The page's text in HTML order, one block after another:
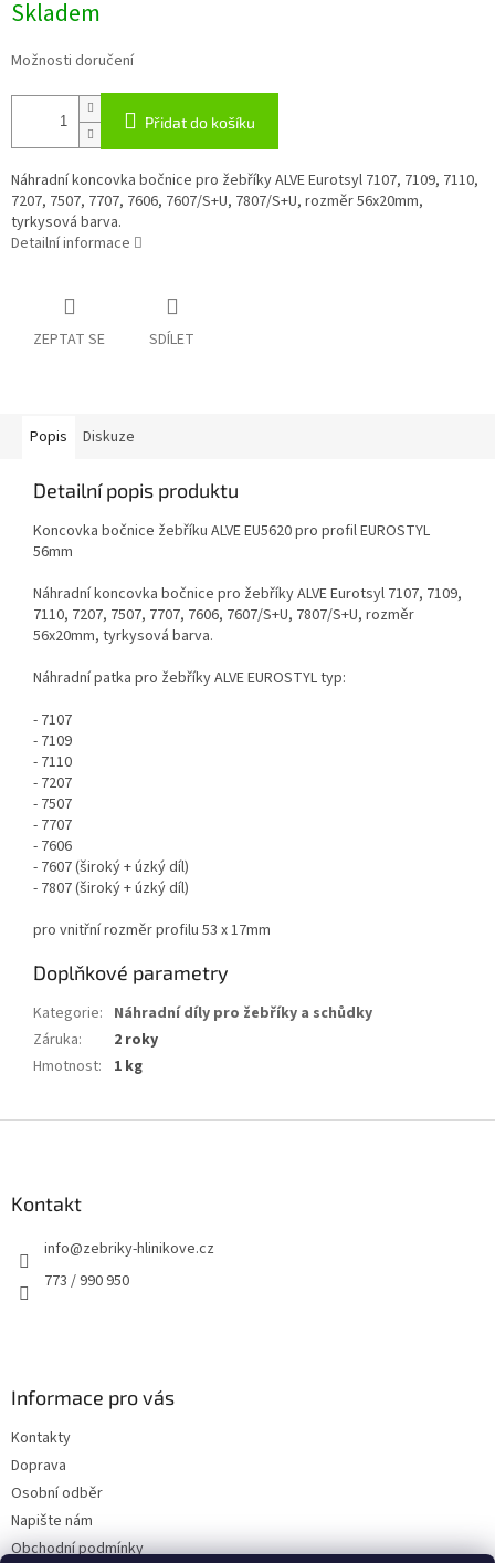
cena:
Skladem
Možnosti doručení
Přidat do košíku
Náhradní koncovka bočnice pro žebříky ALVE Eurotsyl 7107, 7109, 7110,
7207, 7507, 7707, 7606, 7607/S+U, 7807/S+U, rozměr 56x20mm,
tyrkysová barva.
Detailní informace
ZEPTAT SE SDÍLET
Popis Diskuze
Detailní popis produktu
Koncovka bočnice žebříku ALVE EU5620 pro profil EUROSTYL
56mm
Náhradní koncovka bočnice pro žebříky ALVE Eurotsyl 7107, 7109,
7110, 7207, 7507, 7707, 7606, 7607/S+U, 7807/S+U, rozměr
56x20mm, tyrkysová barva.
Náhradní patka pro žebříky ALVE EUROSTYL typ:
- 7107
- 7109
- 7110
- 7207
- 7507
- 7707
- 7606
- 7607 (široký + úzký díl)
- 7807 (široký + úzký díl)
pro vnitřní rozměr profilu 53 x 17mm
Doplňkové parametry
Kategorie: Náhradní díly pro žebříky a schůdky
Záruka:
2 roky
Hmotnost: 1 kg
Kontakt
info@zebriky-hlinikove.cz
773 / 990 950
Informace pro vás
Kontakty
Doprava
Osobní odběr
Napište nám
Obchodní podmínky